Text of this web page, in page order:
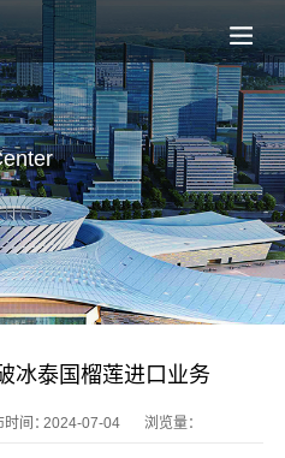
冰泰国榴莲进口业务
时间：2024-07-04 浏览量：